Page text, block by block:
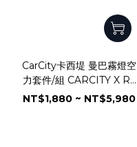
CarCity卡西堤 曼巴霧燈空
力套件/組 CARCITY X R2
C4Mini-FLS
NT$1,880 ~ NT$5,980